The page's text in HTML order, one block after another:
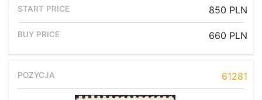
850 PLN
660 PLN
61281